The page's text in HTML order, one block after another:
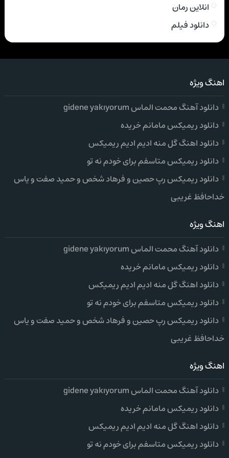
انلاین رمان
دانلود فیلم
اهنگ ویژه
دانلود آهنگ محمت الماس gidene yakıyorum
دانلود ریمیکس مامانم خریده
دانلود اهنگ گل منه ادیم ادیم ریمیکس
دانلود ریمیکس متاسفم برای خودم نه تو
دانلود ریمیکس رپ حصین و فرهاد شخص و حمید صفت و یاس
خداحافظ غریبی
اهنگ ویژه
دانلود آهنگ محمت الماس gidene yakıyorum
دانلود ریمیکس مامانم خریده
دانلود اهنگ گل منه ادیم ادیم ریمیکس
دانلود ریمیکس متاسفم برای خودم نه تو
دانلود ریمیکس رپ حصین و فرهاد شخص و حمید صفت و یاس
خداحافظ غریبی
اهنگ ویژه
دانلود آهنگ محمت الماس gidene yakıyorum
دانلود ریمیکس مامانم خریده
دانلود اهنگ گل منه ادیم ادیم ریمیکس
دانلود ریمیکس متاسفم برای خودم نه تو